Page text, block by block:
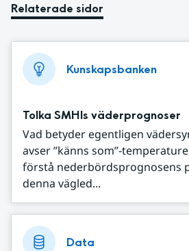
Relaterade sidor
Kunskapsbanken
Tolka SMHIs väderprognoser
Vad betyder egentligen
avser ”känns som”-
förstå nederbördsprognosens
denna vägled...
Data